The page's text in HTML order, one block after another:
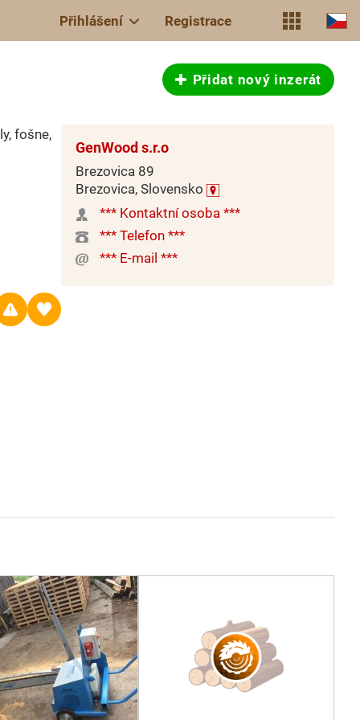
Přihlášení Registrace
Přidat nový inzerát
fošne,
GenWood s.r.o
Brezovica 89
Brezovica, Slovensko
*** Kontaktní osoba ***
*** Telefon ***
*** E-mail ***